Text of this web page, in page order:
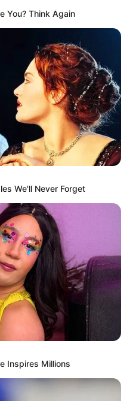
Reveal Your Darkest
Memory Loss Isn't Age:
You? Think Again
We'll Never Forget
Inspires Millions